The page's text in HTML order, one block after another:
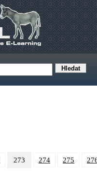
273 274 275